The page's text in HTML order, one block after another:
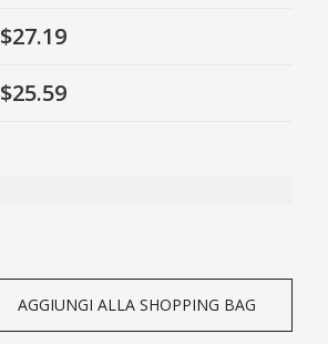
$27.19
$25.59
AGGIUNGI ALLA SHOPPING BAG